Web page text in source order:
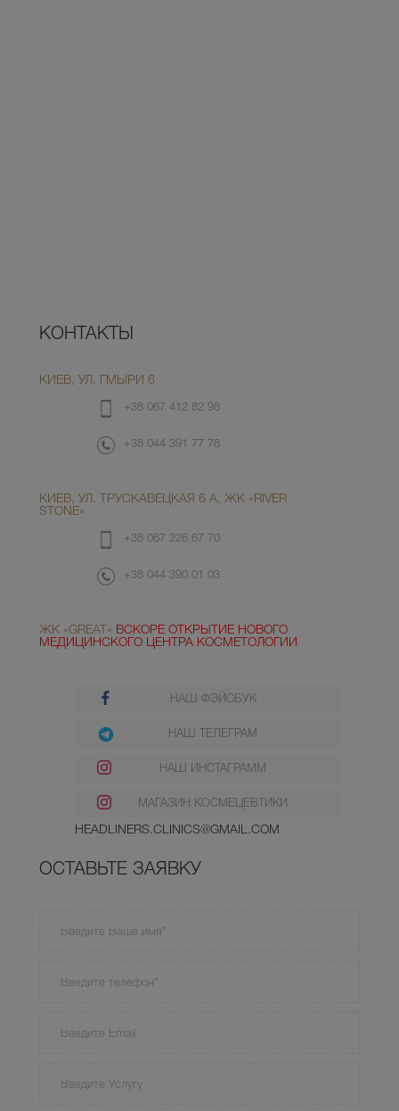
КОНТАКТЫ
КИЕВ, УЛ. ГМЫРИ 6
+38 067 412 82 98
+38 044 391 77 78
КИЕВ, УЛ. ТРУСКАВЕЦКАЯ 6 А, ЖК «RIVER
STONE»
+38 067 226 67 70
+38 044 390 01 03
ЖК «GREAT» ВСКОРЕ ОТКРЫТИЕ НОВОГО
МЕДИЦИНСКОГО ЦЕНТРА КОСМЕТОЛОГИИ
НАШ ФЭЙСБУК
НАШ ТЕЛЕГРАМ
НАШ ИНСТАГРАММ
МАГАЗИН КОСМЕЦЕВТИКИ
HEADLINERS.CLINICS@GMAIL.COM
ОСТАВЬТЕ ЗАЯВКУ